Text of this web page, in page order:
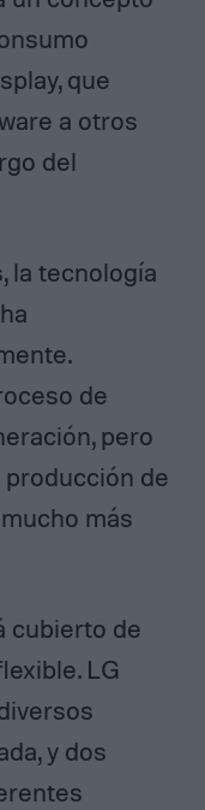
que
a otros
del
la tecnología
de
pero
de
más
cubierto de
LG
y dos